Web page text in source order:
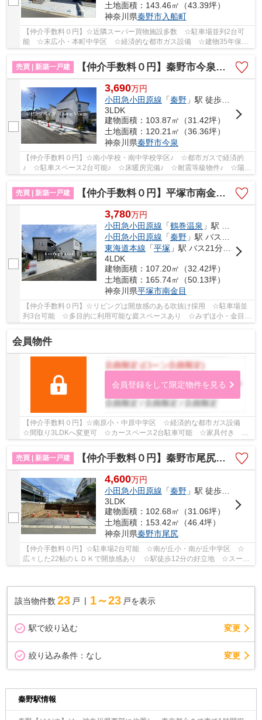
土地面積：143.46㎡（43.39坪）
神奈川県秦野市入船町
【仲介手数料０円】☆近隣スーパー買物施設多数 ☆駐車場並列2台可
能 ☆末広小・本町中学区 ☆経済的な都市ガス設備 ☆建物35年保証
売買 | 新築一戸建
【仲介手数料０円】秦野市今泉 新築一戸建て 全20棟
3,690万円
小田急小田原線 「秦野」駅 徒歩19分
3LDK
建物面積：103.87㎡（31.42坪）
土地面積：120.21㎡（36.36坪）
神奈川県秦野市今泉
【仲介手数料０円】☆南小学校・南中学校学区♪ ☆都市ガスで経済的
♪ ☆駐車スペース2台可能♪ ☆床暖房完備♪ ☆耐震等級物件♪ ☆陽当
売買 | 新築一戸建
【仲介手数料０円】平塚市南金目 新築一戸建て 全2棟
3,780万円
小田急小田原線 「鶴巻温泉 」駅 バス12分 「青柳（神奈川県）」 停歩4分
小田急小田原線 「秦野」駅 バス15分 「青柳（神奈川県）」 停歩4分
東海道本線 「平塚 」駅 バス21分 「青柳（神奈川県）」 停歩4分
4LDK
建物面積：107.20㎡（32.42坪）
土地面積：165.74㎡（50.13坪）
神奈川県平塚市南金目
【仲介手数料０円】☆リビングは開放感のある吹抜け採用 ☆駐車場並
列3台可能 ☆多目的に利用可能な庭スペースあり ☆みずほ小・金目中
会員物件
会員登録をして限定物件を見る
【仲介手数料０円】☆南原小・中原中学区 ☆経済的な都市ガス設備
☆間取り3LDKへ変更可 ☆カースペース2台駐車可能 ☆家具付き ☆
近隣商業施設が多数あり住環境良好 ☆リビング床暖房...
売買 | 新築一戸建
【仲介手数料０円】秦野市尾尻 新築一戸建て
4,600万円
小田急小田原線 「秦野」駅 徒歩12分
3LDK
建物面積：102.68㎡（31.06坪）
土地面積：153.42㎡（46.4坪）
神奈川県秦野市尾尻
【仲介手数料０円】☆駐車場2台可能 ☆南が丘小・南が丘中学区 ☆
広々した22帖のＬＤＫで開放感あり ☆駅徒歩12分の好立地 ☆スーパ
ー近く利便性良好 ☆SIC・WIC付き♪ 【秦野市の新築一...
該当物件数 23 戸 1～23 戸を表示
駅で絞り込む 変更
絞り込み条件： なし 変更
秦野駅情報